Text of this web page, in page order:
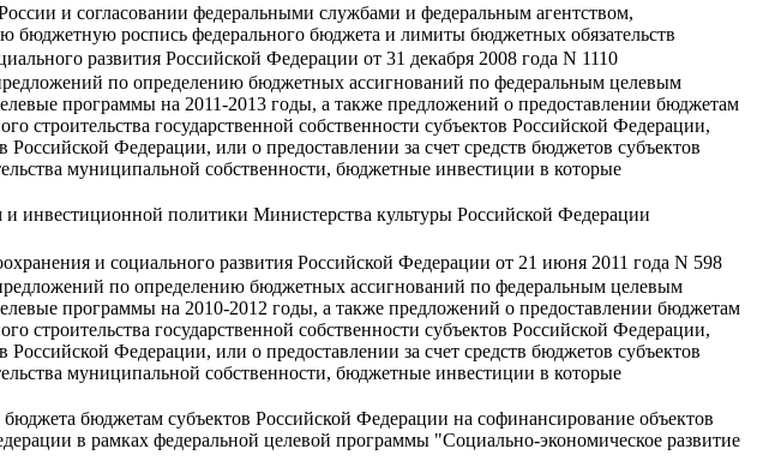
и согласовании федеральными службами и федеральным агентством,
бюджетную роспись федерального бюджета и лимиты бюджетных обязательств
развития Российской Федерации от 31 декабря 2008 года N 1110
по определению бюджетных ассигнований по федеральным целевым
программы на 2011-2013 годы, а также предложений о предоставлении бюджетам
строительства государственной собственности субъектов Российской Федерации,
Федерации, или о предоставлении за счет средств бюджетов субъектов
муниципальной собственности, бюджетные инвестиции в которые
инвестиционной политики Министерства культуры Российской Федерации
и социального развития Российской Федерации от 21 июня 2011 года N 598
по определению бюджетных ассигнований по федеральным целевым
программы на 2010-2012 годы, а также предложений о предоставлении бюджетам
строительства государственной собственности субъектов Российской Федерации,
Федерации, или о предоставлении за счет средств бюджетов субъектов
муниципальной собственности, бюджетные инвестиции в которые
бюджетам субъектов Российской Федерации на софинансирование объектов
в рамках федеральной целевой программы "Социально-экономическое развитие